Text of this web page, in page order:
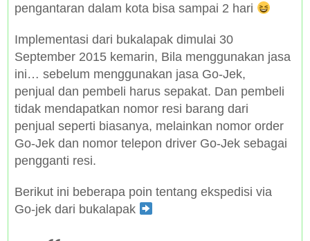
pengantaran dalam kota bisa sampai 2 hari
Implementasi dari bukalapak dimulai 30
September 2015 kemarin, Bila menggunakan jasa
ini… sebelum menggunakan jasa Go-Jek,
penjual dan pembeli harus sepakat. Dan pembeli
tidak mendapatkan nomor resi barang dari
penjual seperti biasanya, melainkan nomor order
Go-Jek dan nomor telepon driver Go-Jek sebagai
pengganti resi.
Berikut ini beberapa poin tentang ekspedisi via
Go-jek dari bukalapak